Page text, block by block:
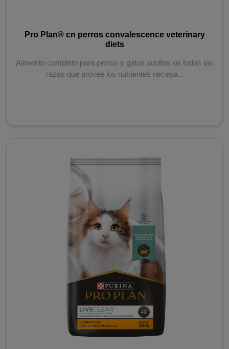
Pro Plan® cn perros convalescence veterinary
diets
Alimento completo para perros y gatos adultos de todas las
razas que provee los nutrientes necesa...